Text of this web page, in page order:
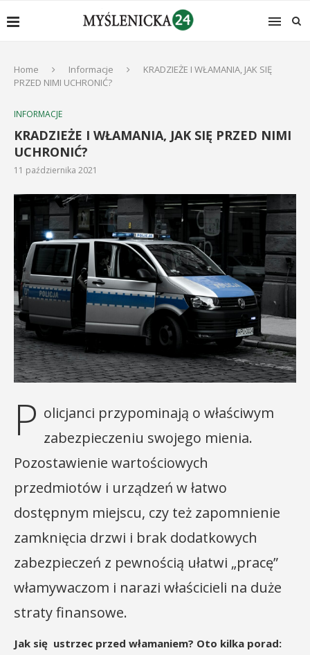
Home Informacje
KRADZIEŻE I WŁAMANIA, JAK SIĘ
PRZED NIMI UCHRONIĆ?
INFORMACJE
KRADZIEŻE I WŁAMANIA, JAK SIĘ PRZED NIMI
UCHRONIĆ?
11 października 2021
P olicjanci przypominają o właściwym
zabezpieczeniu swojego mienia.
Pozostawienie wartościowych
przedmiotów i urządzeń w łatwo
dostępnym miejscu, czy też zapomnienie
zamknięcia drzwi i brak dodatkowych
zabezpieczeń z pewnością ułatwi „pracę”
włamywaczom i narazi właścicieli na duże
straty finansowe.
Jak się ustrzec przed włamaniem? Oto kilka porad: